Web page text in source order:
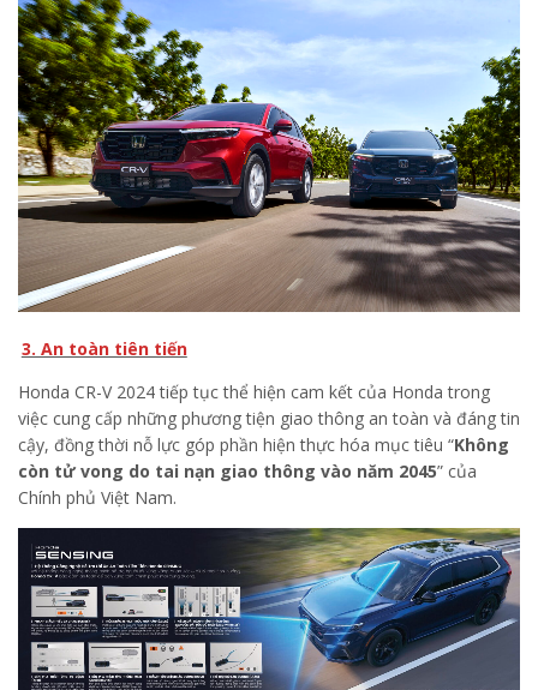
3. An toàn tiên tiến
Honda CR-V 2024 tiếp tục thể hiện cam kết của Honda trong
việc cung cấp những phương tiện giao thông an toàn và đáng tin
cậy, đồng thời nỗ lực góp phần hiện thực hóa mục tiêu “Không
còn tử vong do tai nạn giao thông vào năm 2045” của
Chính phủ Việt Nam.